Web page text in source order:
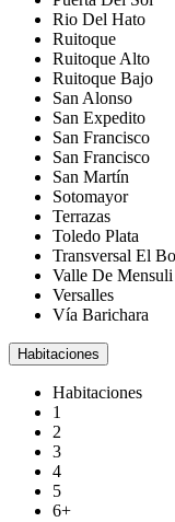
Rio Del Hato
Ruitoque
Ruitoque Alto
Ruitoque Bajo
San Alonso
San Expedito
San Francisco
San Francisco
San Martín
Sotomayor
Terrazas
Toledo Plata
Transversal El
Valle De Mensuli
Versalles
Vía Barichara
Habitaciones
Habitaciones
1
2
3
4
5
6+